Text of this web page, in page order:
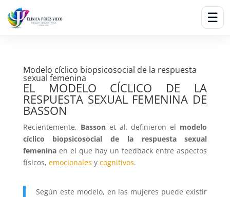
☰
Modelo cíclico biopsicosocial de la respuesta
sexual femenina
EL MODELO CÍCLICO DE LA
RESPUESTA SEXUAL FEMENINA DE
BASSON
Recientemente, Bassonet al. definieron el modelo
cíclico biopsicosocial de la respuesta sexual
femeninaen el que hay un feedback entre aspectos
físicos, emocionales y cognitivos.
Según este modelo, en las mujeres puede existir